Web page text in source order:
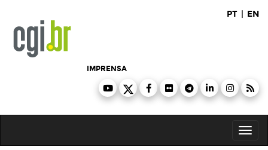
conteúdo
PT | EN
IMPRENSA